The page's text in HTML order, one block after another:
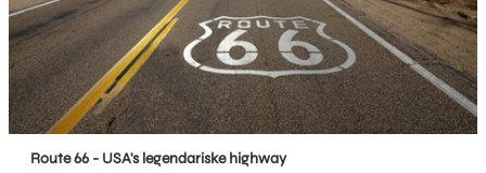
Route 66 - USA's legendariske highway